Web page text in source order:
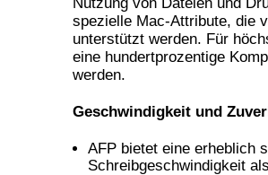
spezielle Mac-Attribute, die
unterstützt werden. Für
eine hundertprozentige
werden.
Geschwindigkeit und
AFP bietet eine erheblich
Schreibgeschwindigkeit